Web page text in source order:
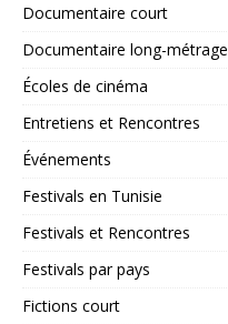
Documentaire court
Documentaire long-métrage
Écoles de cinéma
Entretiens et Rencontres
Événements
Festivals en Tunisie
Festivals et Rencontres
Festivals par pays
Fictions court